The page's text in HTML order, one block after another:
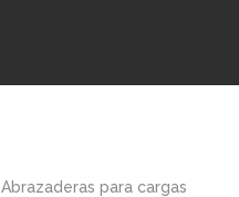
Abrazaderas para cargas